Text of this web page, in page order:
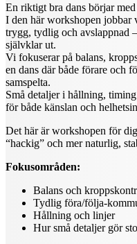
En riktigt bra dans börjar
I den här workshopen jobbar
trygg, tydlig och avslappnad
självklar ut.
Vi fokuserar på balans,
en dans där både förare och
samspelta.
Små detaljer i hållning,
för både känslan och
Det här är workshopen för
“hackig” och mer naturlig,
Fokusområden:
Balans och
Tydlig föra/följa-
Hållning och linjer
Hur små detaljer gör